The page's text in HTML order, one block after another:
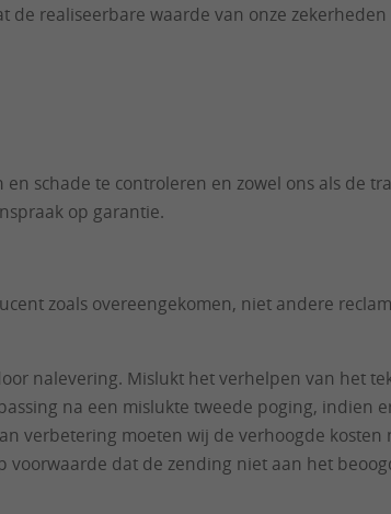
realiseerbare waarde van onze
schade te controleren en zowel ons als de
op garantie.
zoals overeengekomen, niet andere
nalevering. Mislukt het verhelpen van het
na een mislukte tweede poging, indien
verbetering moeten wij de verhoogde kosten
dat de zending niet aan het